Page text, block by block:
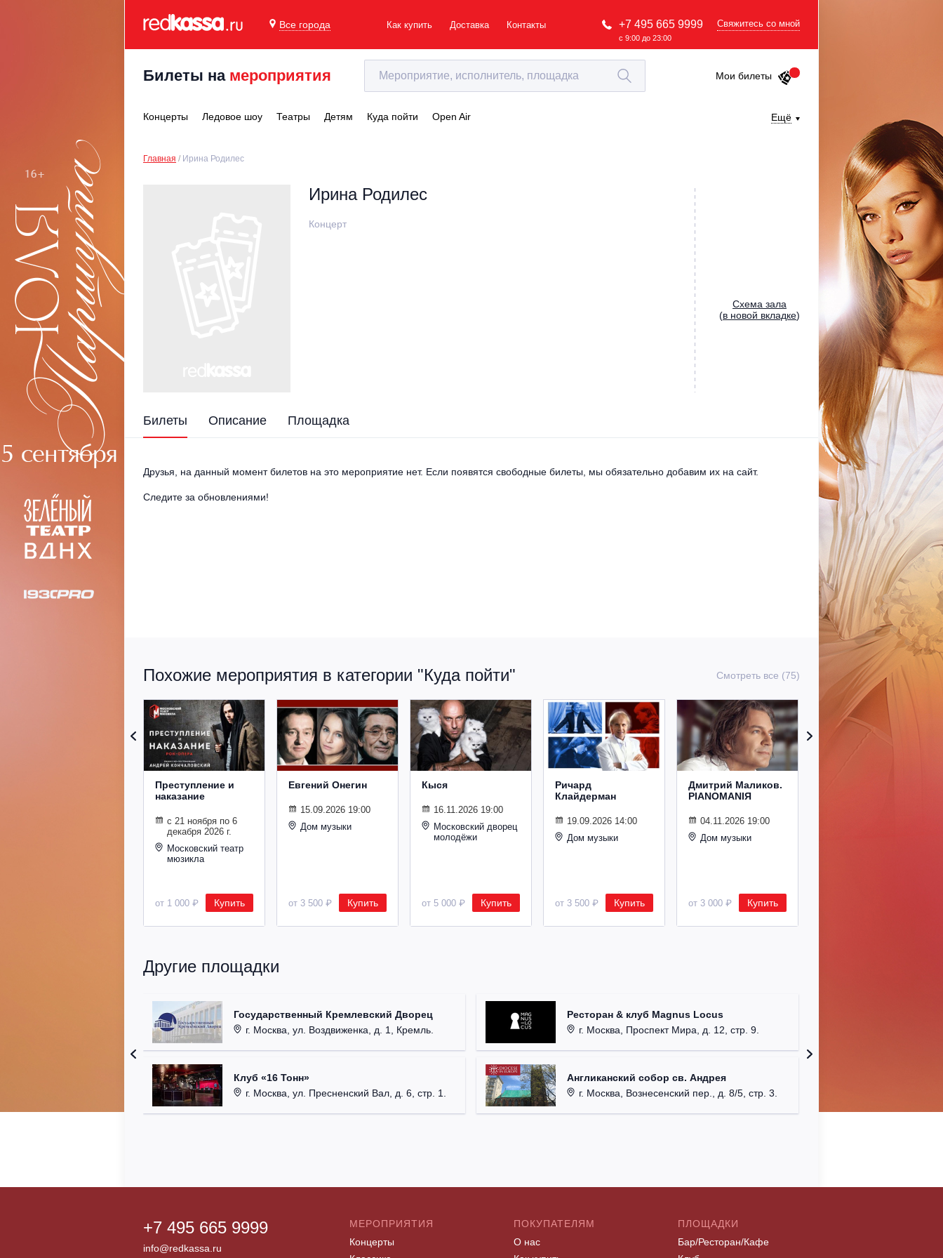
Все города Как купить Доставка Контакты +7 495 665 9999
с 9:00 до 23:00
Свяжитесь со мной
Билеты на мероприятия Мои билеты
Концерты Ледовое шоу Театры Детям Куда пойти Open Air Ещё
Главная Ирина Родилес
Ирина Родилес
Концерт
Cхема зала
(в новой вкладке)
Билеты Описание Площадка
Друзья, на данный момент билетов на это мероприятие нет. Если появятся свободные билеты, мы обязательно добавим их на сайт.
Следите за обновлениями!
Похожие мероприятия в категории "Куда пойти" Смотреть все (75)
Преступление и
наказание
с 21 ноября по 6
декабря 2026 г.
Московский театр
мюзикла
от 1 000 ₽ Купить
Евгений Онегин
15.09.2026 19:00
Дом музыки
от 3 500 ₽ Купить
Кыся
16.11.2026 19:00
Московский дворец
молодёжи
от 5 000 ₽ Купить
Ричард
Клайдерман
19.09.2026 14:00
Дом музыки
от 3 500 ₽ Купить
Дмитрий Маликов.
PIANOMANIЯ
04.11.2026 19:00
Дом музыки
от 3 000 ₽ Купить
Другие площадки
Государственный Кремлевский Дворец
г. Москва, ул. Воздвиженка, д. 1, Кремль.
Клуб «16 Тонн»
г. Москва, ул. Пресненский Вал, д. 6, стр. 1.
Ресторан & клуб Magnus Locus
г. Москва, Проспект Мира, д. 12, стр. 9.
Англиканский собор св. Андрея
г. Москва, Вознесенский пер., д. 8/5, стр. 3.
+7 495 665 9999
info@redkassa.ru
МЕРОПРИЯТИЯ
Концерты
ПОКУПАТЕЛЯМ
О нас
ПЛОЩАДКИ
Бар/Ресторан/Кафе